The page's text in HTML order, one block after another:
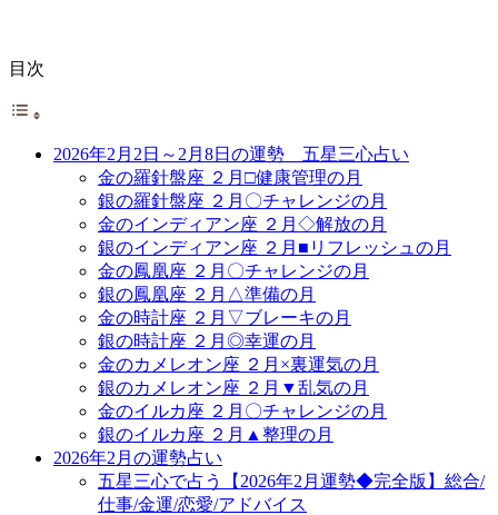
目次
2026年2月2日～2月8日の運勢 五星三心占い
金の羅針盤座 ２月□健康管理の月
銀の羅針盤座 ２月〇チャレンジの月
金のインディアン座 ２月◇解放の月
銀のインディアン座 ２月■リフレッシュの月
金の鳳凰座 ２月〇チャレンジの月
銀の鳳凰座 ２月△準備の月
金の時計座 ２月▽ブレーキの月
銀の時計座 ２月◎幸運の月
金のカメレオン座 ２月×裏運気の月
銀のカメレオン座 ２月▼乱気の月
金のイルカ座 ２月〇チャレンジの月
銀のイルカ座 ２月▲整理の月
2026年2月の運勢占い
五星三心で占う【2026年2月運勢◆完全版】総合/
仕事/金運/恋愛/アドバイス